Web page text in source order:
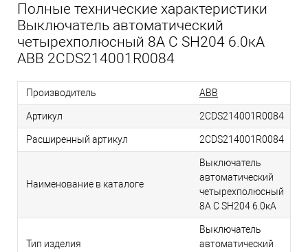
Полные технические характеристики
Выключатель автоматический
четырехполюсный 8А С SH204 6.0кА
ABB 2CDS214001R0084
Производитель ABB
Артикул 2CDS214001R0084
Расширенный артикул 2CDS214001R0084
Наименование в каталоге
Выключатель
автоматический
четырехполюсный
8А С SH204 6.0кА
Тип изделия
Выключатель
автоматический